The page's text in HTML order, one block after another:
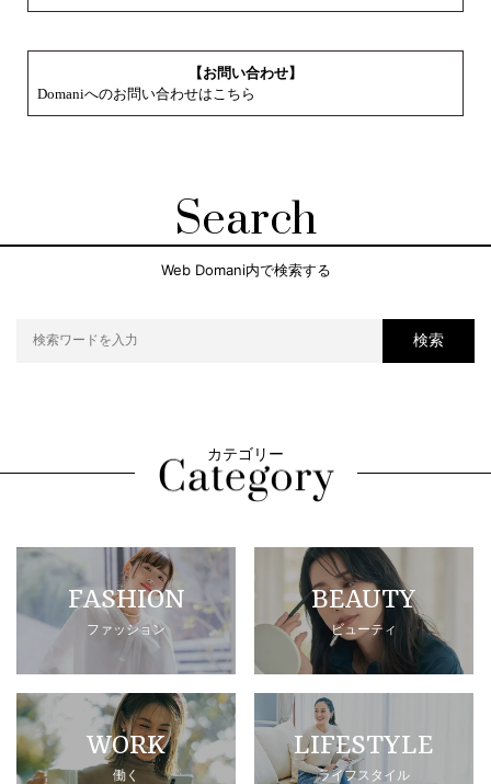
【お問い合わせ】
Domaniへのお問い合わせはこちら
Search
Web Domani内で検索する
検索
カテゴリー
FASHION
ファッション
BEAUTY
ビューティ
WORK
働く
LIFESTYLE
ライフスタイル